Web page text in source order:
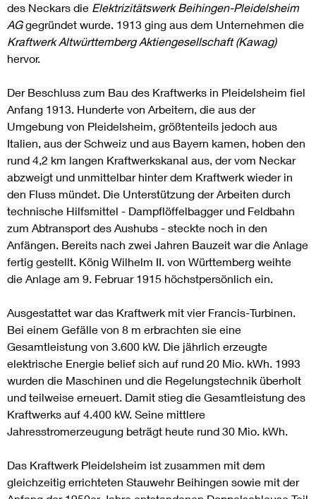
des Neckars die Elektrizitätswerk Beihingen-Pleidelsheim
AGgegründet wurde. 1913 ging aus dem Unternehmen die
Kraftwerk Altwürttemberg Aktiengesellschaft (Kawag)
hervor.
Der Beschluss zum Bau des Kraftwerks in Pleidelsheim fiel
Anfang 1913. Hunderte von Arbeitern, die aus der
Umgebung von Pleidelsheim, größtenteils jedoch aus
Italien, aus der Schweiz und aus Bayern kamen, hoben den
rund 4,2 km langen Kraftwerkskanal aus, der vom Neckar
abzweigt und unmittelbar hinter dem Kraftwerk wieder in
den Fluss mündet. Die Unterstützung der Arbeiten durch
technische Hilfsmittel - Dampflöffelbagger und Feldbahn
zum Abtransport des Aushubs - steckte noch in den
Anfängen. Bereits nach zwei Jahren Bauzeit war die Anlage
fertig gestellt. König Wilhelm II. von Württemberg weihte
die Anlage am 9. Februar 1915 höchstpersönlich ein.
Ausgestattet war das Kraftwerk mit vier Francis-Turbinen.
Bei einem Gefälle von 8 m erbrachten sie eine
Gesamtleistung von 3.600 kW. Die jährlich erzeugte
elektrische Energie belief sich auf rund 20 Mio. kWh. 1993
wurden die Maschinen und die Regelungstechnik überholt
und teilweise erneuert. Damit stieg die Gesamtleistung des
Kraftwerks auf 4.400 kW. Seine mittlere
Jahresstromerzeugung beträgt heute rund 30 Mio. kWh.
Das Kraftwerk Pleidelsheim ist zusammen mit dem
gleichzeitig errichteten Stauwehr Beihingen sowie mit der